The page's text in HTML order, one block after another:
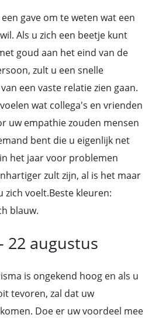
gave om te weten wat een
Als u zich een beetje kunt
goud aan het eind van de
zult u een snelle
een vaste relatie zien gaan.
wat collega's en vrienden
uw empathie zouden mensen
bent die u eigenlijk net
het jaar voor problemen
zult zijn, al is het maar
zich voelt.Beste kleuren:
blauw.
22 augustus
is ongekend hoog en als u
tevoren, zal dat uw
Doe er uw voordeel mee